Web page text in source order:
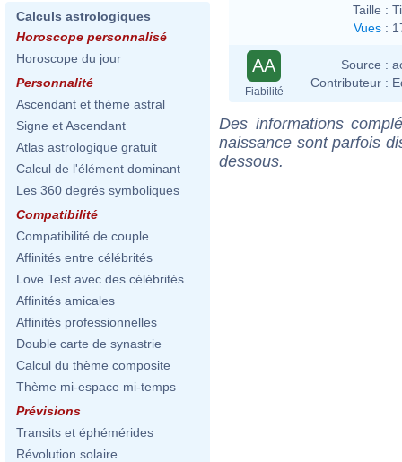
Calculs astrologiques
Horoscope personnalisé
Horoscope du jour
Personnalité
Ascendant et thème astral
Signe et Ascendant
Atlas astrologique gratuit
Calcul de l'élément dominant
Les 360 degrés symboliques
Compatibilité
Compatibilité de couple
Affinités entre célébrités
Love Test avec des célébrités
Affinités amicales
Affinités professionnelles
Double carte de synastrie
Calcul du thème composite
Thème mi-espace mi-temps
Prévisions
Transits et éphémérides
Révolution solaire
Taille :
Vues :
AA
Fiabilité
Source :
Contributeur :
Des informations
naissance sont parfois
dessous.